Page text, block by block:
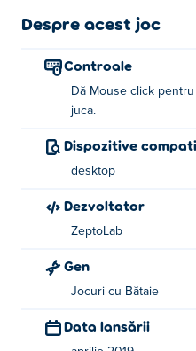
Despre acest joc
Controale
Dă Mouse click
juca.
Dispozitive
desktop
Dezvoltator
ZeptoLab
Gen
Jocuri cu Bătaie
Data lansării